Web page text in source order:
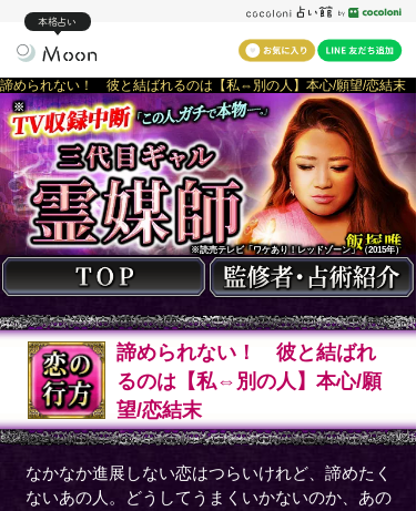
本格占い
諦められない！ 彼と結ばれるのは【私⇔別の人】本心/願望/恋結末
※
※読売テレビ「ワケあり！レッドゾーン」（2015年）
諦められない！ 彼と結ばれ
るのは【私⇔別の人】本心/願
望/恋結末
なかなか進展しない恋はつらいけれど、諦めたく
ないあの人。どうしてうまくいかないのか、あの